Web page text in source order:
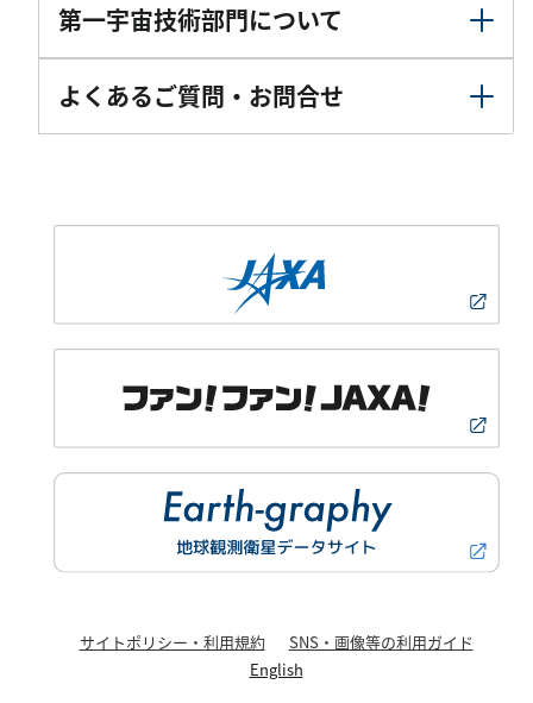
第一宇宙技術部門について
よくあるご質問・お問合せ
サイトポリシー・利用規約
SNS・画像等の利用ガイド
English